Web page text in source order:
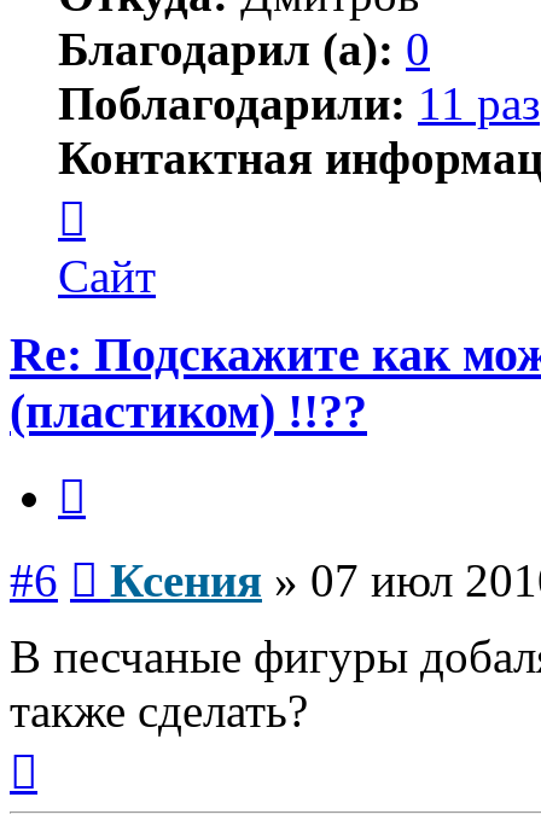
Благодарил (а): 0
Поблагодарили: 11 раз
Контактная
пользователя
Ксения
Сайт
Re: Подскажите как
(пластиком) !!??
#6 Ксения » 07 июл
В песчаные фигуры
также сделать?
началу